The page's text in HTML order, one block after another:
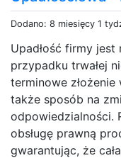
Dodano: 8 miesięcy 1
Upadłość firmy
przypadku trwałej
terminowe
także sposób na
odpowiedzialności.
obsługę prawną
gwarantując, że